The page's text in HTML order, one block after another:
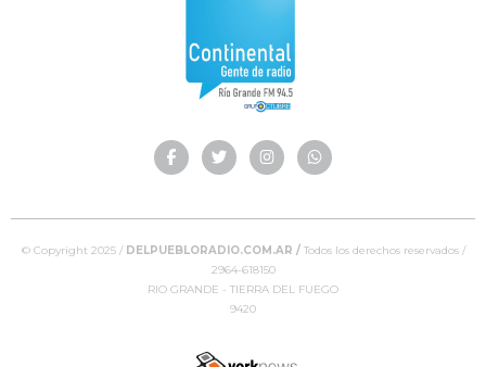
© Copyright 2025 / DELPUEBLORADIO.COM.AR /Todos los derechos reservados /
2964-618150
RIO GRANDE - TIERRA DEL FUEGO
9420